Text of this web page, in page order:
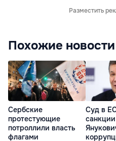
Разместить
Похожие новости
Сербские
протестующие
потроллили власть
флагами
Суд в